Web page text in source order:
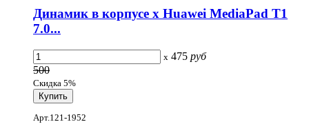
Динамик в корпусе x Huawei MediaPad T1
7.0...
x 475 руб
500
Скидка 5%
Арт.121-1952